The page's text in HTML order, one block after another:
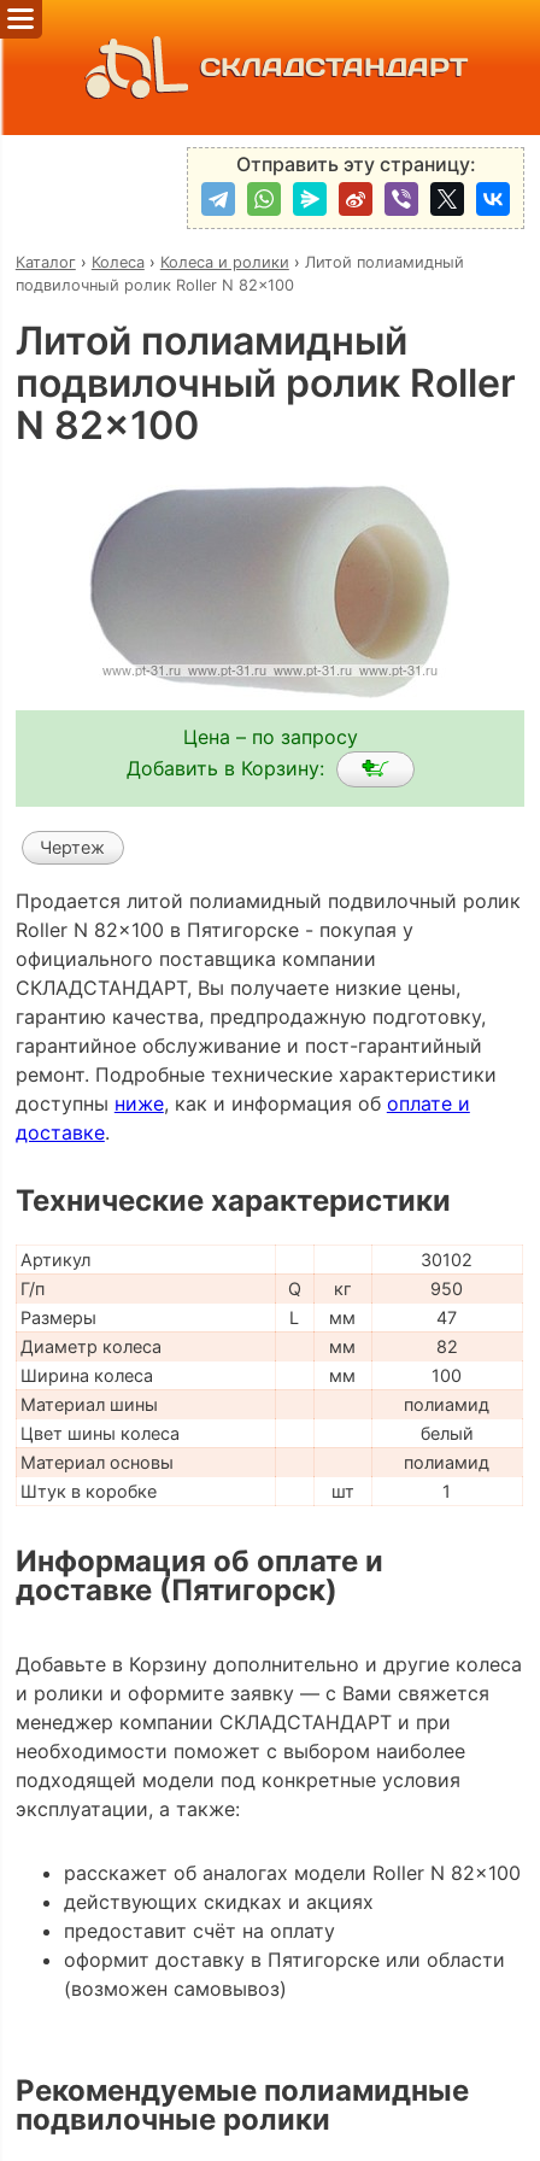
СКЛАДСТАНДАРТ
Отправить эту страницу:
Каталог› Колеса› Колеса и ролики › Литой полиамидный
подвилочный ролик Roller N 82x100
Литой полиамидный
подвилочный ролик Roller
N 82x100
Цена – по запросу
Добавить в Корзину:
Чертеж
Продается литой полиамидный подвилочный ролик
Roller N 82x100 в Пятигорске - покупая у
официального поставщика компании
СКЛАДСТАНДАРТ, Вы получаете низкие цены,
гарантию качества, предпродажную подготовку,
гарантийное обслуживание и пост-гарантийный
ремонт. Подробные технические характеристики
доступны ниже, как и информация об оплате и
доставке.
Технические характеристики
Артикул
30102
Г/п
Q кг
950
Размеры
L мм
47
Диаметр колеса
мм
82
Ширина колеса
мм
100
Материал шины
полиамид
Цвет шины колеса
белый
Материал основы
полиамид
Штук в коробке
шт 1
Информация об оплате и
доставке (Пятигорск)
Добавьте в Корзину дополнительно и другие колеса
и ролики и оформите заявку — с Вами свяжется
менеджер компании СКЛАДСТАНДАРТ и при
необходимости поможет с выбором наиболее
подходящей модели под конкретные условия
эксплуатации, а также:
расскажет об аналогах модели Roller N 82x100
действующих скидках и акциях
предоставит счёт на оплату
оформит доставку в Пятигорске или области
(возможен самовывоз)
Рекомендуемые полиамидные
подвилочные ролики